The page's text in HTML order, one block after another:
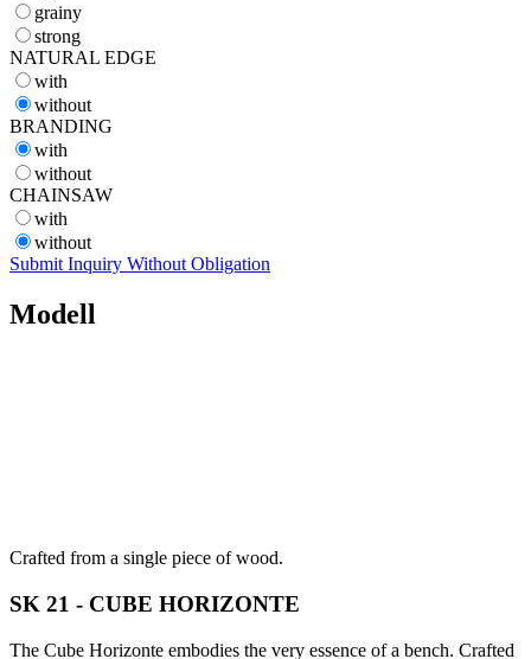
grainy
strong
NATURAL EDGE
with
without
BRANDING
with
without
CHAINSAW
with
without
Submit Inquiry Without Obligation
Modell
Crafted from a single piece of wood.
SK 21 - CUBE HORIZONTE
The Cube Horizonte embodies the very essence of a bench. Crafted